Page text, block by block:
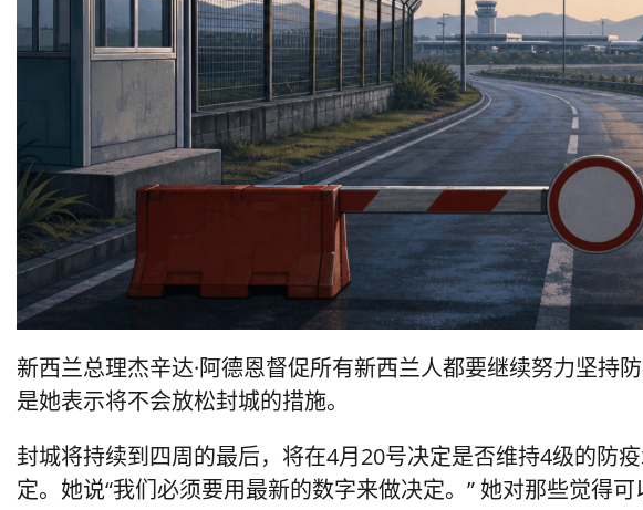
新西兰总理杰辛达·阿德恩督促所有新西兰人都要继续努力坚持
是她表示将不会放松封城的措施。
封城将持续到四周的最后，将在4月20号决定是否维持4级的防
定。她说“我们必须要用最新的数字来做决定。” 她对那些觉得可